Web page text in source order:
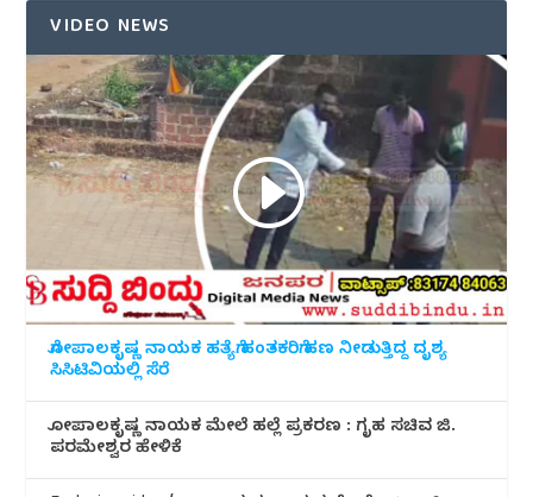
VIDEO NEWS
ಗೋಪಾಲಕೃಷ್ಣ ನಾಯಕ ಹತ್ಯೆಗೆ ಹಂತಕರಿಗೆ ಹಣ ನೀಡುತ್ತಿದ್ದ ದೃಶ್ಯ
ಸಿಸಿಟಿವಿಯಲ್ಲಿ ಸೆರೆ
ಗೋಪಾಲಕೃಷ್ಣ ನಾಯಕ ಮೇಲೆ ಹಲ್ಲೆ ಪ್ರಕರಣ : ಗೃಹ ಸಚಿವ ಜಿ.
ಪರಮೇಶ್ವರ ಹೇಳಿಕೆ